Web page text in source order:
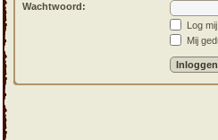
Wachtwoord:
Log
Mij